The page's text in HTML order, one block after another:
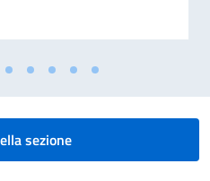
sezione